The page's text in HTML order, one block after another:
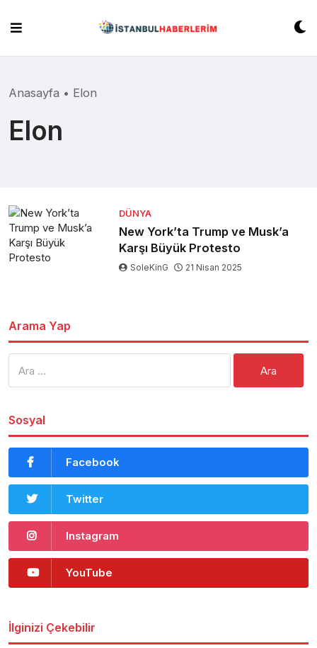
content
Anasayfa • Elon
Elon
DÜNYA
New York’ta Trump ve Musk’a
Karşı Büyük Protesto
SoleKinG 21 Nisan 2025
Arama Yap
Sosyal
Facebook
Twitter
Instagram
YouTube
İlginizi Çekebilir